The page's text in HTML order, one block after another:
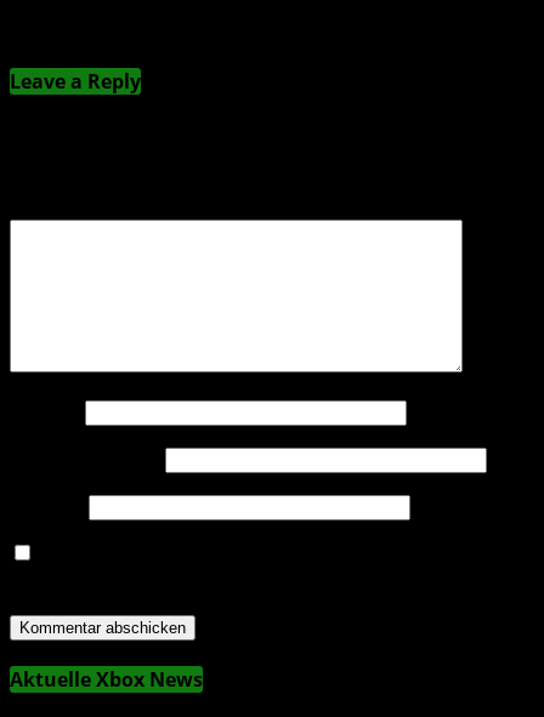
Leave a Reply
Aktuelle Xbox News